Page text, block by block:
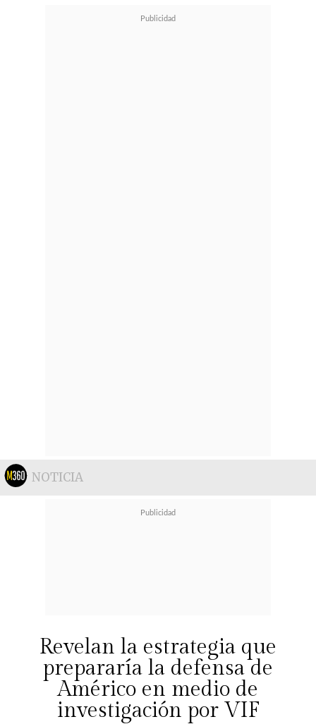
NOTICIA
Revelan la estrategia que
prepararía la defensa de
Américo en medio de
investigación por VIF